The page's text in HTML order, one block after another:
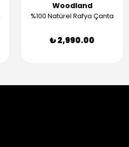
Woodland
%100 Natürel Rafya Çanta
₺ 2,990.00